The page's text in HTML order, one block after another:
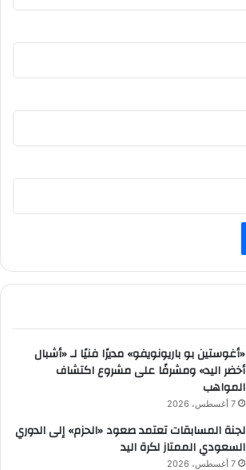
«أغوستين بو باريونويفو» مديرًا فنيًا لـ «أشبال
أخضر اليد» ومشرفًا على مشروع اكتشاف
المواهب
7 أغسطس، 2026
لجنة المسابقات تعتمد صعود «الحزم» إلى الدوري
السعودي الممتاز لكرة اليد
7 أغسطس، 2026